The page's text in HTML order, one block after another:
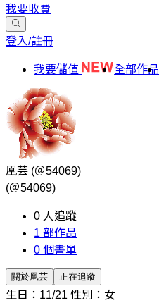
我要收費
登入/註冊
我要儲值 全部作品
凰芸 (＠54069)
(＠54069)
0 人追蹤
1 部作品
0 個書單
關於凰芸 正在追蹤
生日：11/21 性別：女